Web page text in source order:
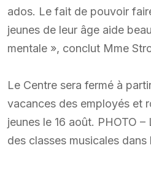
ados. Le fait de pouvoir
jeunes de leur âge aide
mentale », conclut Mme
Le Centre sera fermé à
vacances des employés et
jeunes le 16 août. PHOTO
des classes musicales